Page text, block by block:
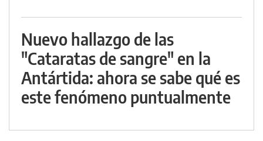
Nuevo hallazgo de las
"Cataratas de sangre" en la
Antártida: ahora se sabe qué es
este fenómeno puntualmente